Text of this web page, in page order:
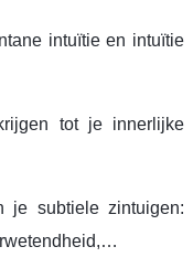
intuïtie en intuïtie
tot je innerlijke
je subtiele zintuigen: